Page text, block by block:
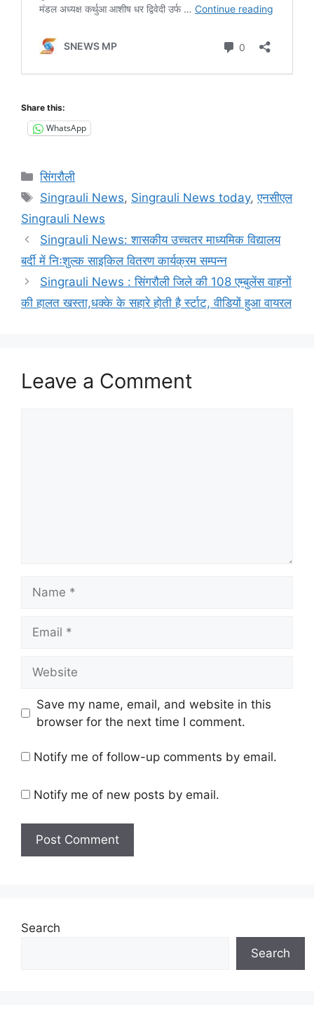
Share this:
WhatsApp
Categories
सिंगरौली
Tags
Singrauli News, Singrauli News today,एनसीएल
Singrauli News
Singrauli News: शासकीय उच्चतर माध्यमिक विद्यालय
बर्दी में निःशुल्क साइकिल वितरण कार्यक्रम सम्पन्न
Singrauli News : सिंगरौली जिले की 108 एम्बुलेंस वाहनों
की हालत खस्ता,धक्के के सहारे होती है र्स्टाट, वीडियों हुआ वायरल
Leave a Comment
Save my name, email, and website in this
browser for the next time I comment.
Notify me of follow-up comments by email.
Notify me of new posts by email.
Search
Search